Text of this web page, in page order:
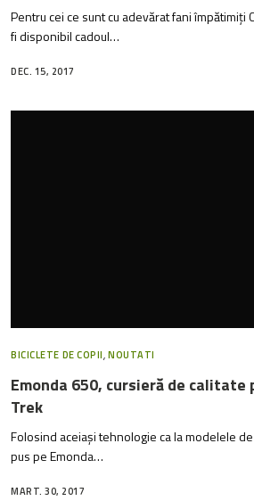
Pentru cei ce sunt cu adevărat fani împătimiți
fi disponibil cadoul…
DEC. 15, 2017
BICICLETE DE COPII,NOUTATI
Emonda 650, cursieră de calitate
Trek
Folosind aceiași tehnologie ca la modelele
pus pe Emonda…
MART. 30, 2017